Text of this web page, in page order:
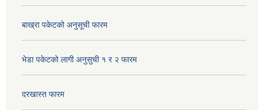
बाख्रा पकेटको अनुसूची फारम
भेडा पकेटको लागी अनुसुची १ र २ फारम
दरखास्त फारम